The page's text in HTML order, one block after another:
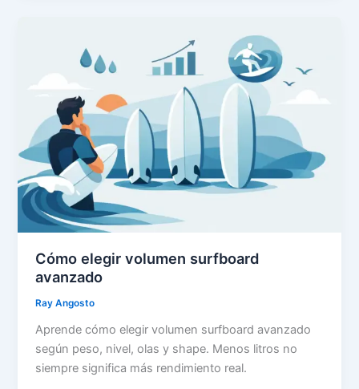
Cómo elegir volumen surfboard
avanzado
Ray Angosto
Aprende cómo elegir volumen surfboard avanzado
según peso, nivel, olas y shape. Menos litros no
siempre significa más rendimiento real.